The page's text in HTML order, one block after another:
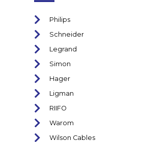
Philips
Schneider
Legrand
Simon
Hager
Ligman
RIIFO
Warom
Wilson Cables